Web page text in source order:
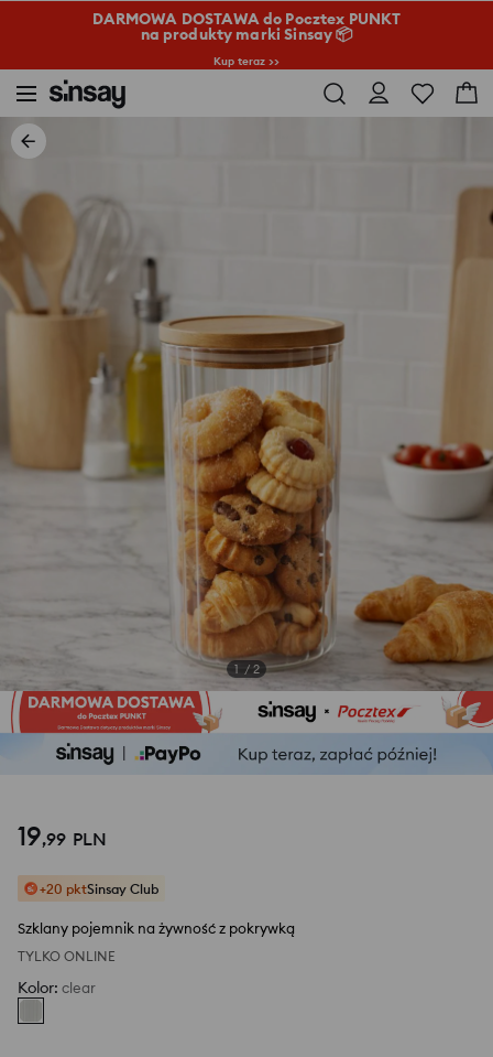
DARMOWA DOSTAWA do Pocztex PUNKT
na produkty marki Sinsay 📦
Kup teraz >>
1 / 2
19,99 PLN
+20 pktSinsay Club
Szklany pojemnik na żywność z pokrywką
TYLKO ONLINE
Kolor: clear